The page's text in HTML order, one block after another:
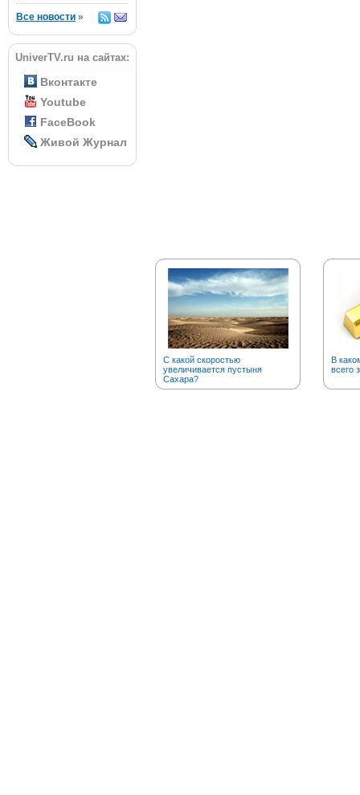
Все новости »
UniverTV.ru на сайтах:
Вконтакте
Youtube
FaceBook
Живой Журнал
С какой скоростью
увеличивается пустыня
Сахара?
В
всего